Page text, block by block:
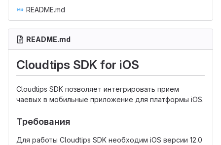
README.md
README.md
Cloudtips SDK for iOS
Cloudtips SDK позволяет интегрировать прием
чаевых в мобильные приложение для платформы iOS.
Требования
Для работы Cloudtips SDK необходим iOS версии 12.0